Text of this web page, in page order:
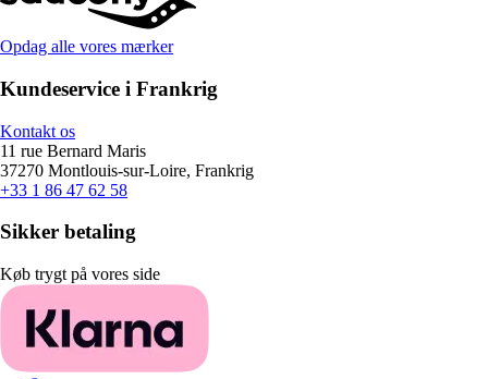
Opdag alle vores mærker
Kundeservice i Frankrig
Kontakt os
11 rue Bernard Maris
37270 Montlouis-sur-Loire, Frankrig
+33 1 86 47 62 58
Sikker betaling
Køb trygt på vores side